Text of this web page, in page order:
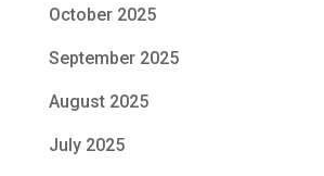
October 2025
September 2025
August 2025
July 2025